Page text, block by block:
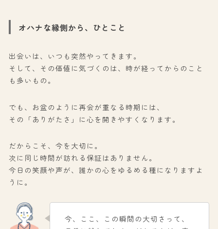
オハナな縁側から、ひとこと
出会いは、いつも突然やってきます。
そして、その価値に気づくのは、時が経ってからのこと
も多いもの。
でも、お盆のように再会が重なる時期には、
その「ありがたさ」に心を開きやすくなります。
だからこそ、今を大切に。
次に同じ時間が訪れる保証はありません。
今日の笑顔や声が、誰かの心をゆるめる種になりますよ
うに。
今、ここ、この瞬間の大切さって、